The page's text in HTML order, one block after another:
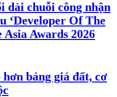
dài chuỗi công nhận
‘Developer Of The
Asia Awards 2026
bảng giá đất, cơ